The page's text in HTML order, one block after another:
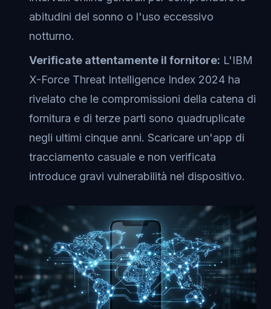
abitudini del sonno o l'uso eccessivo
notturno.
Verificate attentamente il fornitore: L'IBM
X-Force Threat Intelligence Index 2024 ha
rivelato che le compromissioni della catena di
fornitura e di terze parti sono quadruplicate
negli ultimi cinque anni. Scaricare un'app di
tracciamento casuale e non verificata
introduce gravi vulnerabilità nel dispositivo.